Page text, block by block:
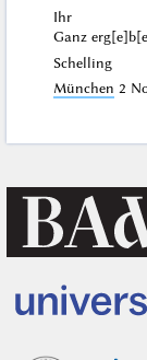
Ihr
Ganz
Schelling
München 2